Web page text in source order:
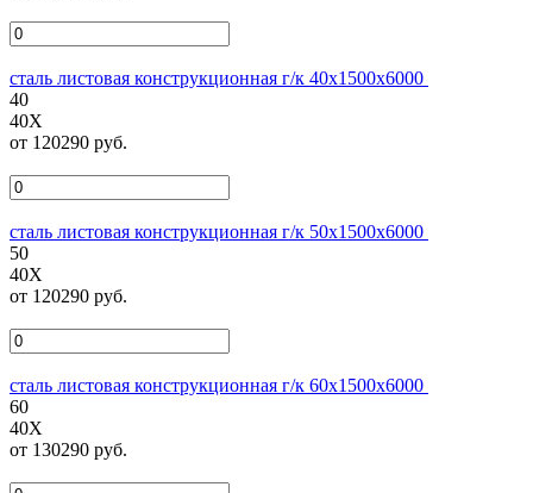
сталь листовая конструкционная г/к 40х1500х6000
40
40Х
от 120290 руб.
сталь листовая конструкционная г/к 50х1500х6000
50
40Х
от 120290 руб.
сталь листовая конструкционная г/к 60х1500х6000
60
40Х
от 130290 руб.